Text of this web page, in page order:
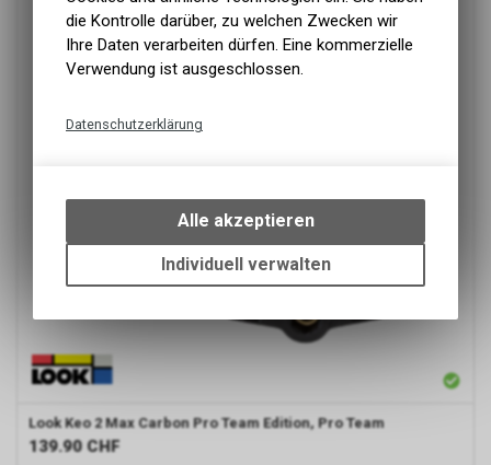
Look Keo 2 Max Carbon Pro Team Edition, Pro Team
139.90 CHF
die Kontrolle darüber, zu welchen Zwecken wir
Ihre Daten verarbeiten dürfen. Eine kommerzielle
Verwendung ist ausgeschlossen.
Datenschutzerklärung
bestimmte Interaktionen und
Einstellungen auf Ihrem Gerät,
um die grundlegenden
Funktionen unseres Online-
des Warenkorbs, zu
ermöglichen. Bitte beachten Sie,
persönlichen Informationen
Alle akzeptieren
Individuell verwalten